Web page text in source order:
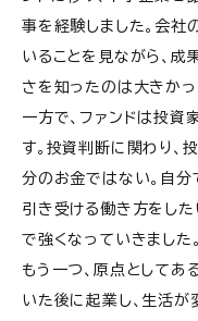
事を経験しました。会社
いることを見ながら、成
さを知ったのは大きかっ
一方で、ファンドは投
す。投資判断に関わり、
分のお金ではない。自分
引き受ける働き方をした
で強くなっていきました。
もう一つ、原点としてあ
いた後に起業し、生活が